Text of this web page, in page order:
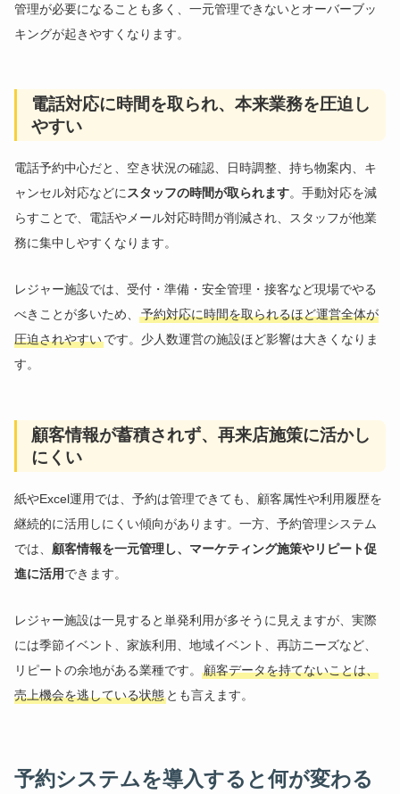
管理が必要になることも多く、一元管理できないとオーバーブッ
キングが起きやすくなります。
電話対応に時間を取られ、本来業務を圧迫し
やすい
電話予約中心だと、空き状況の確認、日時調整、持ち物案内、キ
ャンセル対応などにスタッフの時間が取られます。手動対応を減
らすことで、電話やメール対応時間が削減され、スタッフが他業
務に集中しやすくなります。
レジャー施設では、受付・準備・安全管理・接客など現場でやる
べきことが多いため、予約対応に時間を取られるほど運営全体が
圧迫されやすいです。少人数運営の施設ほど影響は大きくなりま
す。
顧客情報が蓄積されず、再来店施策に活かし
にくい
紙やExcel運用では、予約は管理できても、顧客属性や利用履歴を
継続的に活用しにくい傾向があります。一方、予約管理システム
では、 顧客情報を一元管理し、マーケティング施策やリピート促
進に活用できます。
レジャー施設は一見すると単発利用が多そうに見えますが、実際
には季節イベント、家族利用、地域イベント、再訪ニーズなど、
リピートの余地がある業種です。顧客データを持てないことは、
売上機会を逃している状態 とも言えます。
予約システムを導入すると何が変わる